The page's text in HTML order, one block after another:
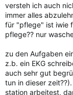
versteh ich auch
immer alles
für "pflege" ist iwie
pflege?? nur
zu den Aufgaben
z.b. ein EKG
auch sehr gut
tun in dieser
station arbeitest,